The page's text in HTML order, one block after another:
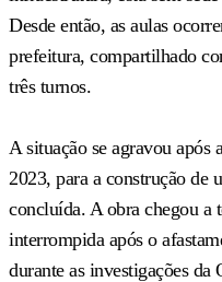
Desde então, as aulas
prefeitura, compartilhado
três turnos.
A situação se agravou
2023, para a construção de
concluída. A obra chegou a
interrompida após o
durante as investigações da